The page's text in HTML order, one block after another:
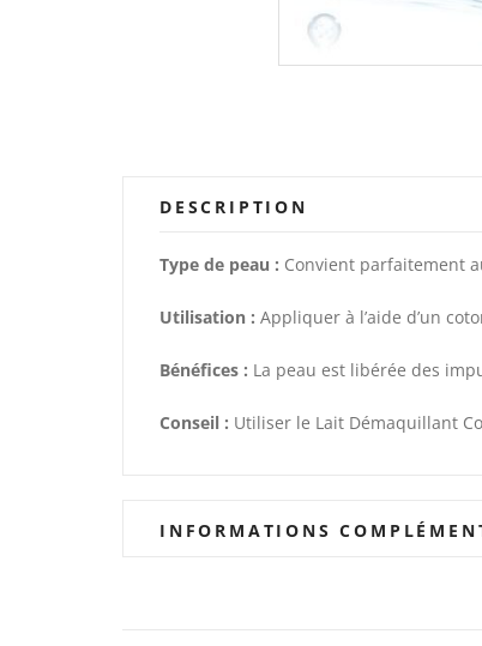
DESCRIPTION
Type de peau : Convient parfaitement
Utilisation : Appliquer à l’aide d’un
Bénéfices : La peau est libérée des
Conseil : Utiliser le Lait Démaquillant
INFORMATIONS